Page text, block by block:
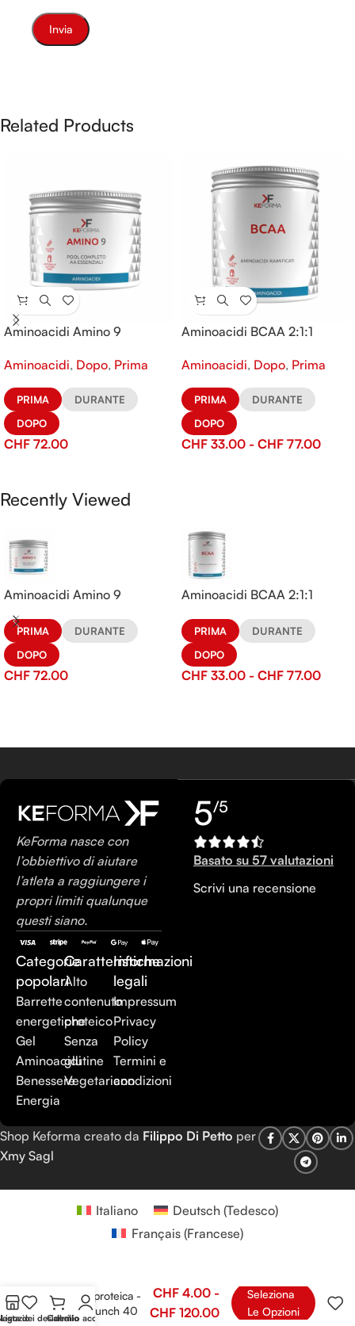
Related Products
Aminoacidi Amino 9
Aminoacidi, Dopo, Prima
PRIMA
DURANTE
DOPO
CHF 72.00
Aminoacidi BCAA 2:1:1
Aminoacidi, Dopo, Prima
PRIMA
DURANTE
DOPO
CHF 33.00 - CHF 77.00
Recently Viewed
Aminoacidi Amino 9
PRIMA
DURANTE
DOPO
CHF 72.00
Aminoacidi BCAA 2:1:1
PRIMA
DURANTE
DOPO
CHF 33.00 - CHF 77.00
KeForma nasce con
l’obbiettivo di aiutare
l’atleta a raggiungere i
propri limiti qualunque
questi siano.
Categorie
popolari
Barrette
energetiche
Gel
Aminoacidi
Benessere
Energia
Caratteristiche
Alto
contenuto
proteico
Senza
glutine
Vegetariano
Informazioni
legali
Impressum
Privacy
Policy
Termini e
condizioni
5/5
Basato su 57 valutazioni
Scrivi una recensione
Shop Keforma creato da Filippo Di Petto per
Xmy Sagl
Lista dei desideri
Carrello
Il mio account
Barretta proteica -
KETO Crunch 40
CHF4.00 -
CHF120.00
Seleziona
Le Opzioni
Italiano Deutsch (Tedesco)
Français(Francese)